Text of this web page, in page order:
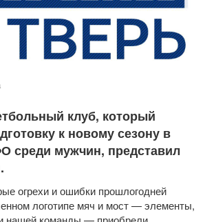
клуб, который
к новому сезону в
среди мужчин, представил
огрехи и ошибки прошлогодней
логотипе мяч и мост — элементы,